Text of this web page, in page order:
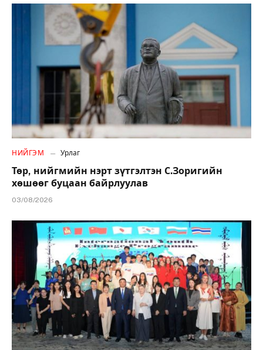
НИЙГЭМ Урлаг
Төр, нийгмийн нэрт зүтгэлтэн С.Зоригийн
хөшөөг буцаан байрлуулав
03/08/2026